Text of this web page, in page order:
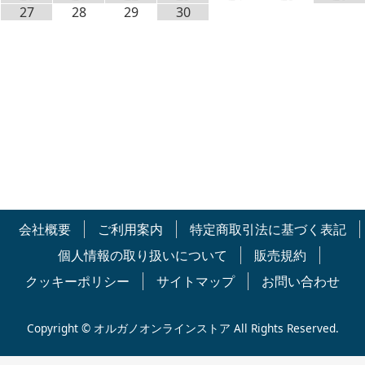
27
28 29 30
会社概要 ご利用案内
特定商取引法に基づく表記
個人情報の取り扱いについて
販売規約
クッキーポリシー
サイトマップ お問い合わせ
Copyright © オルガノオンラインストア All Rights Reserved.